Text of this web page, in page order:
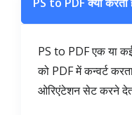
PS to PDF एक या
को PDF में कन्वर्ट
ओरिएंटेशन सेट करने